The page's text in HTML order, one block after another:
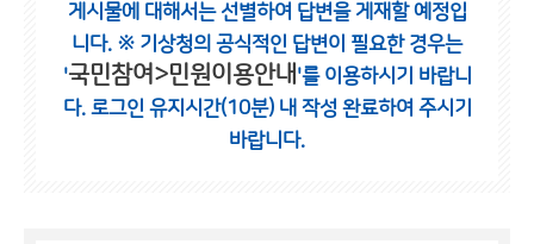
게시물에 대해서는 선별하여 답변을 게재할 예정입
니다. ※ 기상청의 공식적인 답변이 필요한 경우는
'국민참여>민원이용안내 '를 이용하시기 바랍니
다. 로그인 유지시간(10분) 내 작성 완료하여 주시기
바랍니다.